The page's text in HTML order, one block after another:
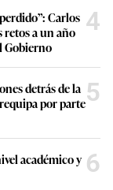
Carlos
retos a un año
Gobierno
4
detrás de la
por parte5
académico y 6